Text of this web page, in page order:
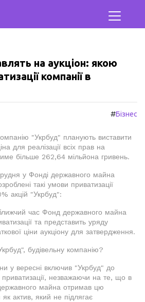
на аукціон: якою
компанії в
#Бізнес
"Укрбуд" планують виставити
для реалізації всіх прав на
більше 262,64 мільйона гривень.
у Фонді державного майна
такі умови приватизації
акцій "Укрбуд":
час Фонд державного майна
та представить уряду
ціни аукціону для затвердження.
будівельну компанію?
у вересні включив "Укрбуд" до
приватизації, незважаючи на те, що в
майна отримав цю
актив, який не підлягає